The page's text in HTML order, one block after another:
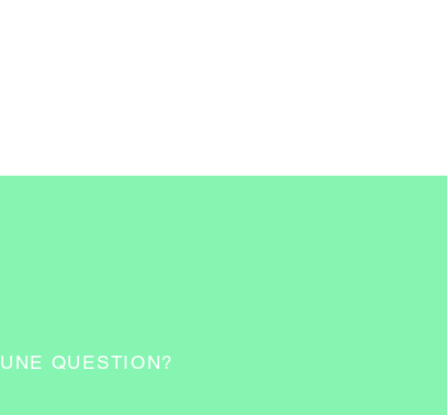
UNE QUESTION?